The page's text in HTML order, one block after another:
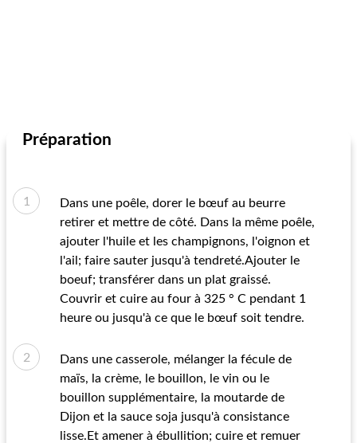
Préparation
Dans une poêle, dorer le bœuf au beurre
retirer et mettre de côté. Dans la même poêle,
ajouter l'huile et les champignons, l'oignon et
l'ail; faire sauter jusqu'à tendreté.Ajouter le
boeuf; transférer dans un plat graissé.
Couvrir et cuire au four à 325 ° C pendant 1
heure ou jusqu'à ce que le bœuf soit tendre.
Dans une casserole, mélanger la fécule de
maïs, la crème, le bouillon, le vin ou le
bouillon supplémentaire, la moutarde de
Dijon et la sauce soja jusqu'à consistance
lisse.Et amener à ébullition; cuire et remuer